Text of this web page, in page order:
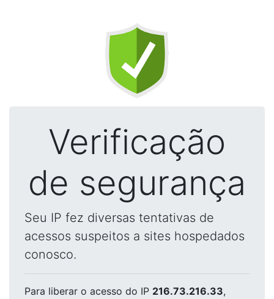
Verificação
de segurança
Seu IP fez diversas tentativas de
acessos suspeitos a sites hospedados
conosco.
Para liberar o acesso do IP 216.73.216.33,